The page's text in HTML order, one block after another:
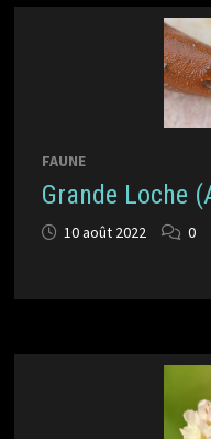
FAUNE
Grande Loche
10 août 2022 0